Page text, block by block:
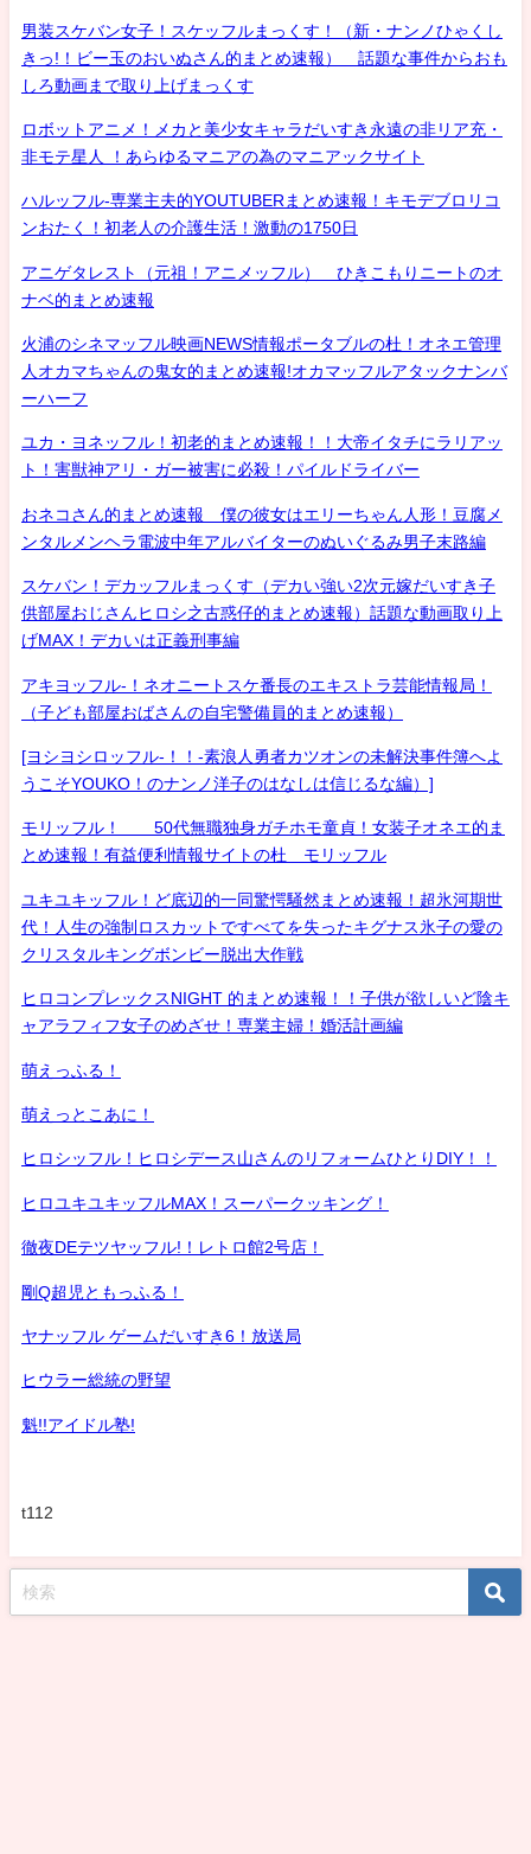
男装スケバン女子！スケッフルまっくす！（新・ナンノひゃくし
きっ!！ビー玉のおいぬさん的まとめ速報） 話題な事件からおも
しろ動画まで取り上げまっくす
ロボットアニメ！メカと美少女キャラだいすき永遠の非リア充・
非モテ星人 ！あらゆるマニアの為のマニアックサイト
ハルッフル-専業主夫的YOUTUBERまとめ速報！キモデブロリコ
ンおたく！初老人の介護生活！激動の1750日
アニゲタレスト（元祖！アニメッフル） ひきこもりニートのオ
ナベ的まとめ速報
火浦のシネマッフル映画NEWS情報ポータブルの杜！オネエ管理
人オカマちゃんの鬼女的まとめ速報!オカマッフルアタックナンバ
ーハーフ
ユカ・ヨネッフル！初老的まとめ速報！！大帝イタチにラリアッ
ト！害獣神アリ・ガー被害に必殺！パイルドライバー
おネコさん的まとめ速報 僕の彼女はエリーちゃん人形！豆腐メ
ンタルメンヘラ電波中年アルバイターのぬいぐるみ男子末路編
スケバン！デカッフルまっくす（デカい強い2次元嫁だいすき子
供部屋おじさんヒロシ之古惑仔的まとめ速報）話題な動画取り上
げMAX！デカいは正義刑事編
アキヨッフル-！ネオニートスケ番長のエキストラ芸能情報局！
（子ども部屋おばさんの自宅警備員的まとめ速報）
[ヨシヨシロッフル-！！-素浪人勇者カツオンの未解決事件簿へよ
うこそYOUKO！のナンノ洋子のはなしは信じるな編）]
モリッフル！ 50代無職独身ガチホモ童貞！女装子オネエ的ま
とめ速報！有益便利情報サイトの杜 モリッフル
ユキユキッフル！ど底辺的一同驚愕騒然まとめ速報！超氷河期世
代！人生の強制ロスカットですべてを失ったキグナス氷子の愛の
クリスタルキングボンビー脱出大作戦
ヒロコンプレックスNIGHT 的まとめ速報！！子供が欲しいど陰キ
ャアラフィフ女子のめざせ！専業主婦！婚活計画編
萌えっふる！
萌えっとこあに！
ヒロシッフル！ヒロシデース山さんのリフォームひとりDIY！！
ヒロユキユキッフルMAX！スーパークッキング！
徹夜DEテツヤッフル!！レトロ館2号店！
剛Q超児ともっふる！
ヤナッフル ゲームだいすき6！放送局
ヒウラー総統の野望
魁!!アイドル塾!
t112